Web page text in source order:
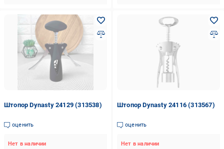
Штопор Dynasty 24129 (313538)
оценить
Нет в наличии
Штопор Dynasty 24116 (313567)
оценить
Нет в наличии